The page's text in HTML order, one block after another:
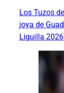
Los Tuzos
joya de
Liguilla 2026